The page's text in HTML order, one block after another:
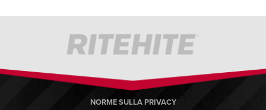
NORME SULLA PRIVACY